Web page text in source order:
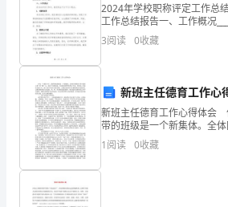
人：
2024年学校职称评定工作总
工作总结报告一、工作概况
照学校相关政策和规定顺利进
按照公开、公平、公正的原则
3阅读 0收藏
新班主任德育工作心
新班主任德育工作心得体会
带的班级是一个新集体。全体
“00”后，来自不同的家庭，
值观，因此作为班主任，除了
1阅读 0收藏